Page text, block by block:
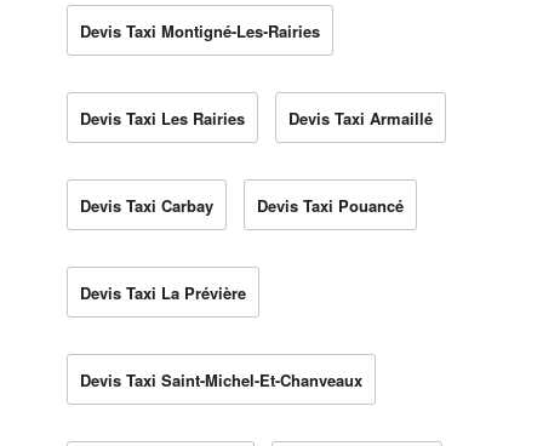
Devis Taxi Montigné-Les-Rairies
Devis Taxi Les Rairies Devis Taxi Armaillé
Devis Taxi Carbay Devis Taxi Pouancé
Devis Taxi La Prévière
Devis Taxi Saint-Michel-Et-Chanveaux